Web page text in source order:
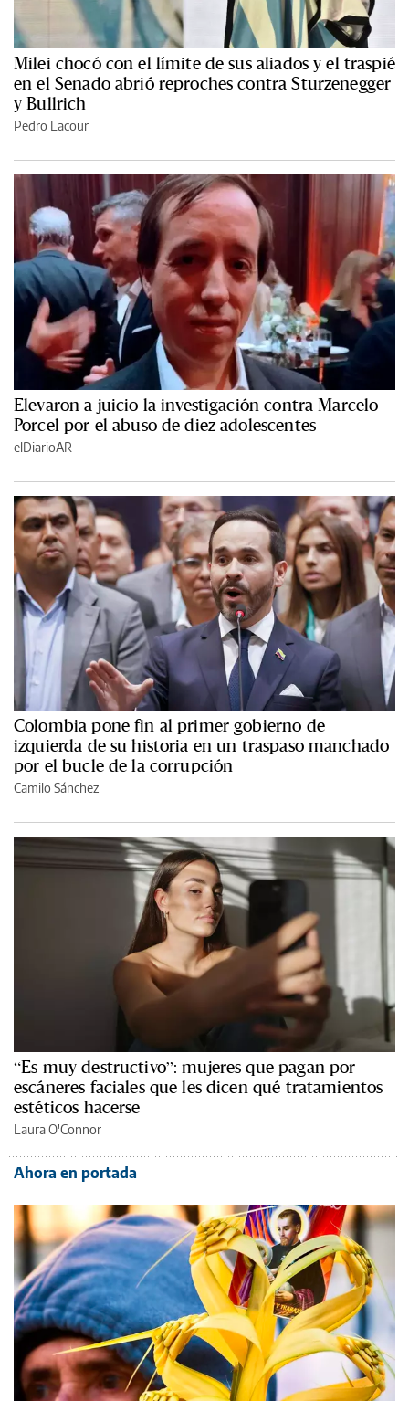
Milei chocó con el límite de sus aliados y el traspié
en el Senado abrió reproches contra Sturzenegger
y Bullrich
Pedro Lacour
Elevaron a juicio la investigación contra Marcelo
Porcel por el abuso de diez adolescentes
elDiarioAR
Colombia pone fin al primer gobierno de
izquierda de su historia en un traspaso manchado
por el bucle de la corrupción
Camilo Sánchez
“Es muy destructivo”: mujeres que pagan por
escáneres faciales que les dicen qué tratamientos
estéticos hacerse
Laura O'Connor
Ahora en portada